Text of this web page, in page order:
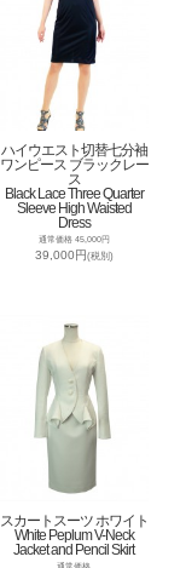
ハイウエスト切替七分袖
ワンピース ブラックレー
ス
Black Lace Three Quarter
Sleeve High Waisted
Dress
通常価格 45,000円
39,000円(税別)
スカートスーツ ホワイト
White Peplum V-Neck
Jacket and Pencil Skirt
通常価格